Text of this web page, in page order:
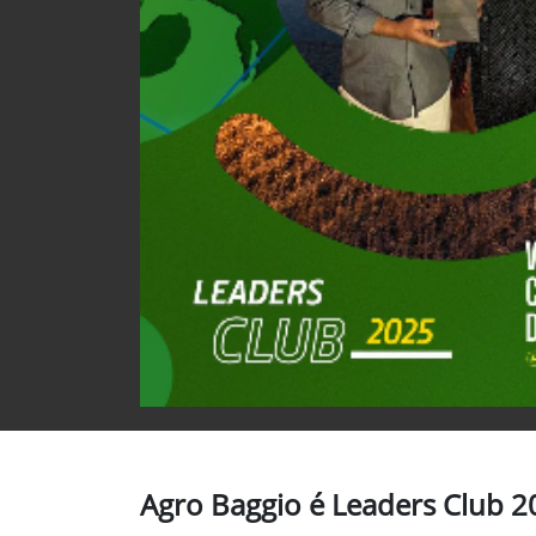
Agro Baggio é Leaders Club